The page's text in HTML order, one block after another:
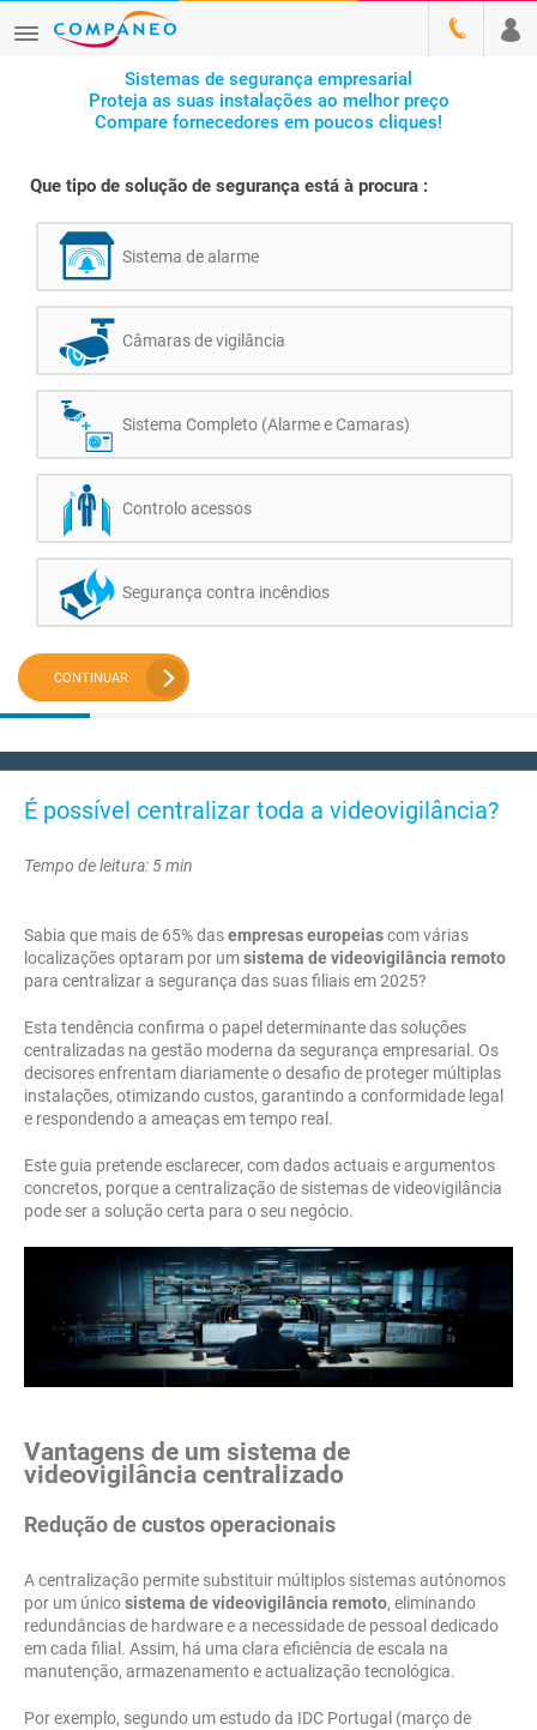
Sistemas de segurança empresarial
Proteja as suas instalações ao melhor preço
Compare fornecedores em poucos cliques!
Que tipo de solução de segurança está à procura :
Sistema de alarme
Câmaras de vigilância
Sistema Completo (Alarme e Camaras)
Controlo acessos
Segurança contra incêndios
CONTINUAR
É possível centralizar toda a videovigilância?
Tempo de leitura: 5 min
Sabia que mais de 65% dasempresas europeiascom várias
localizações optaram por umsistema de videovigilância remoto
para centralizar a segurança das suas filiais em 2025?
Esta tendência confirma o papel determinante das soluções
centralizadas na gestão moderna da segurança empresarial. Os
decisores enfrentam diariamente o desafio de proteger múltiplas
instalações, otimizando custos, garantindo a conformidade legal
e respondendo a ameaças em tempo real.
Este guia pretende esclarecer, com dados actuais e argumentos
concretos, porque a centralização de sistemas de videovigilância
pode ser a solução certa para o seu negócio.
Vantagens de um sistema de
videovigilância centralizado
Redução de custos operacionais
A centralização permite substituir múltiplos sistemas autónomos
por um únicosistema de videovigilância remoto, eliminando
redundâncias de hardware e a necessidade de pessoal dedicado
em cada filial. Assim, há uma clara eficiência de escala na
manutenção, armazenamento e actualização tecnológica.
Por exemplo, segundo um estudo da IDC Portugal (março de